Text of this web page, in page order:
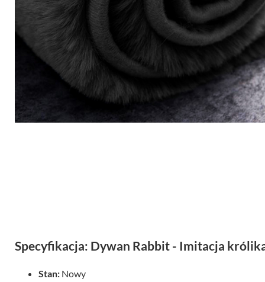
Specyfikacja: Dywan Rabbit - Imitacja
Stan: Nowy